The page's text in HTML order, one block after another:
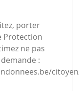
porter
Protection
ne pas
: